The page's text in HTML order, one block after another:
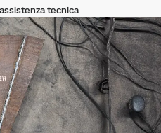
tecnica